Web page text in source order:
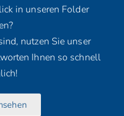
in unseren Folder
nutzen Sie unser
Ihnen so schnell